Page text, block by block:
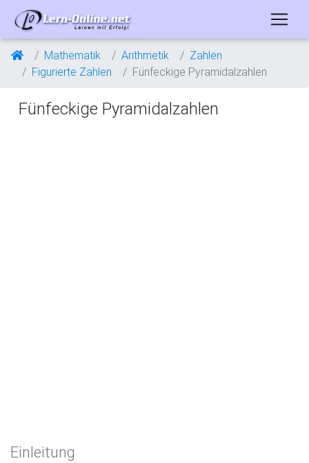
Mathematik Arithmetik
Zahlen
Figurierte Zahlen
Fünfeckige Pyramidalzahlen
Fünfeckige Pyramidalzahlen
Einleitung